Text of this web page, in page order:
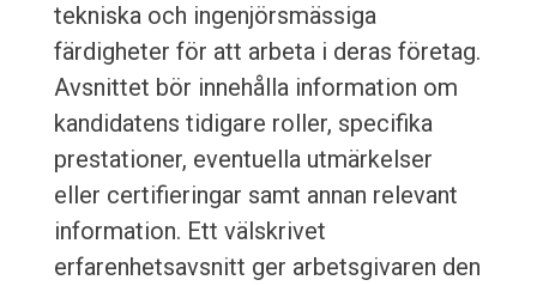
tekniska och ingenjörsmässiga
färdigheter för att arbeta i deras företag.
Avsnittet bör innehålla information om
kandidatens tidigare roller, specifika
prestationer, eventuella utmärkelser
eller certifieringar samt annan relevant
information. Ett välskrivet
erfarenhetsavsnitt ger arbetsgivaren den